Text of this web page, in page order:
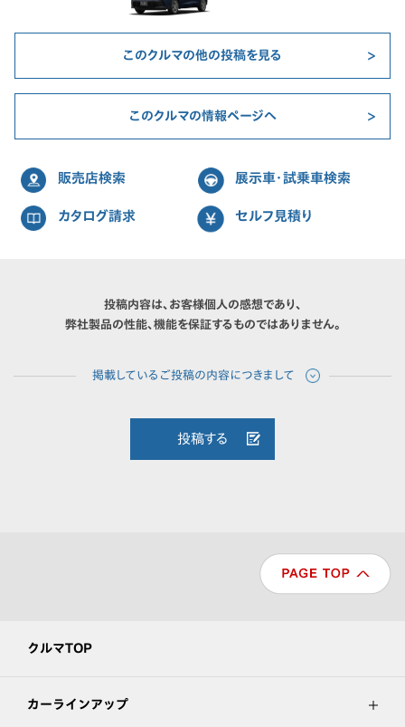
このクルマの他の投稿を見る
このクルマの情報ページへ
販売店検索 展示車・試乗車検索
カタログ請求 セルフ見積り
投稿内容は、お客様個人の感想であり、
弊社製品の性能、機能を保証するものではありません。
投稿する
クルマTOP
カーラインアップ